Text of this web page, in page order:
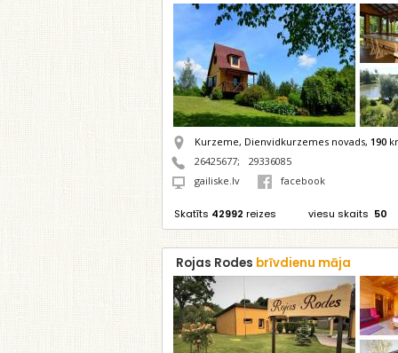
Kurzeme, Dienvidkurzemes novads, 190
26425677;
29336085
gailiske.lv
facebook
Skatīts 42992 reizes viesu skaits 50
Rojas Rodes brīvdienu māja